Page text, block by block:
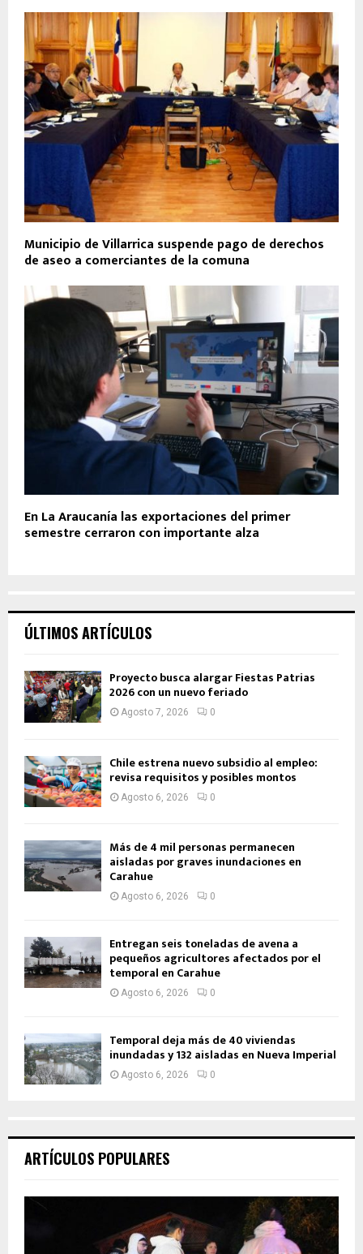
Municipio de Villarrica suspende pago de derechos
de aseo a comerciantes de la comuna
En La Araucanía las exportaciones del primer
semestre cerraron con importante alza
ÚLTIMOS ARTÍCULOS
Proyecto busca alargar Fiestas Patrias
2026 con un nuevo feriado
Agosto 7, 2026 0
Chile estrena nuevo subsidio al empleo:
revisa requisitos y posibles montos
Agosto 6, 2026 0
Más de 4 mil personas permanecen
aisladas por graves inundaciones en
Carahue
Agosto 6, 2026 0
Entregan seis toneladas de avena a
pequeños agricultores afectados por el
temporal en Carahue
Agosto 6, 2026 0
Temporal deja más de 40 viviendas
inundadas y 132 aisladas en Nueva Imperial
Agosto 6, 2026 0
ARTÍCULOS POPULARES